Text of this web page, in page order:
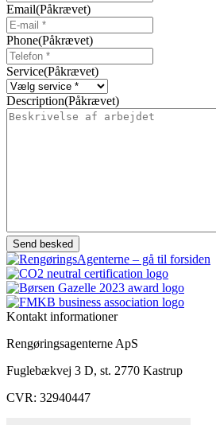
Email(Påkrævet)
Phone(Påkrævet)
Service(Påkrævet)
Description(Påkrævet)
Kontakt informationer
Rengøringsagenterne ApS
Fuglebækvej 3 D, st. 2770 Kastrup
CVR: 32940447